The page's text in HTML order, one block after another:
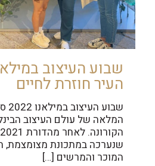
העיר חוזרת לחיים
המלאה של עולם העיצוב
שנערכה במתכונת מצומצמת,
המוכר והמרשים […]